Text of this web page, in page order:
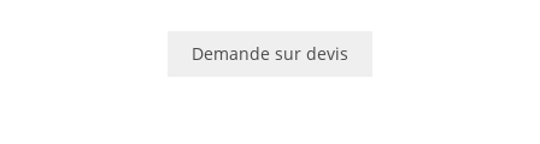
Demande sur devis